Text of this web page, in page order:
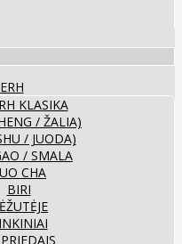
KLASIKA
/ ŽALIA)
/ JUODA)
/ SMALA
CHA
BIRI